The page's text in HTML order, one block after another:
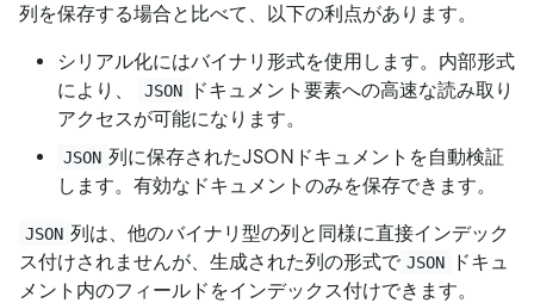
列を保存する場合と比べて、以下の利点があります。
シリアル化にはバイナリ形式を使用します。内部形式
により、
JSON
ドキュメント要素への高速な読み取り
アクセスが可能になります。
JSON 列に保存されたJSONドキュメントを自動検証
します。有効なドキュメントのみを保存できます。
JSON 列は、他のバイナリ型の列と同様に直接インデック
ス付けされませんが、生成された列の形式で JSON
ドキュ
メント内のフィールドをインデックス付けできます。